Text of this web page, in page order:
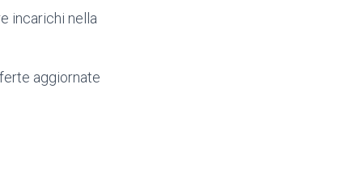
incarichi nella
aggiornate